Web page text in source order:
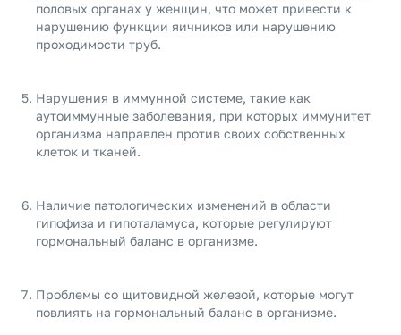
половых органах у женщин, что может привести к
нарушению функции яичников или нарушению
проходимости труб.
Нарушения в иммунной системе, такие как
аутоиммунные заболевания, при которых иммунитет
организма направлен против своих собственных
клеток и тканей.
Наличие патологических изменений в области
гипофиза и гипоталамуса, которые регулируют
гормональный баланс в организме.
Проблемы со щитовидной железой, которые могут
повлиять на гормональный баланс в организме.